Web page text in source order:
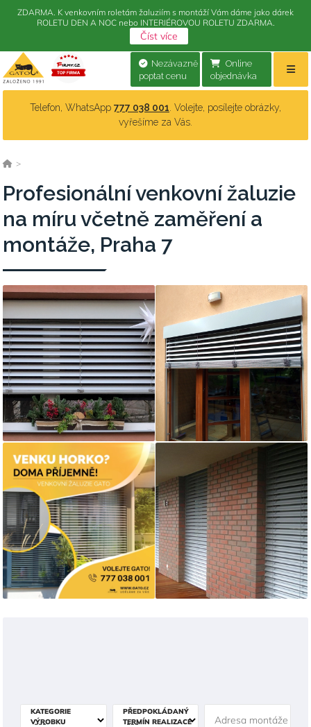
Online
objednávka
Nezávazně
poptat cenu
Telefon, WhatsApp 777 038 001 . Volejte, posílejte obrázky,
vyřešíme za Vás.
>
Profesionální venkovní žaluzie
na míru včetně zaměření a
montáže, Praha 7
KATEGORIE
VÝROBKU
PŘEDPOKLÁDANÝ
TERMÍN REALIZACE
Adresa montáže
ZDARMA. K venkovním roletám žaluziím s montáží Vám dáme jako dárek
ROLETU DEN A NOC nebo INTERIÉROVOU ROLETU ZDARMA.
Číst více